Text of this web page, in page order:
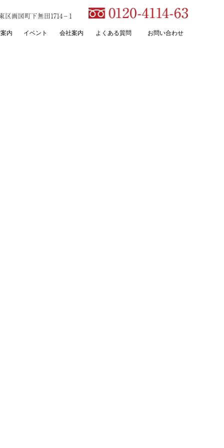
区画図町下無田1714－1
内 イベント 会社案内 よくある質問 お問い合わせ